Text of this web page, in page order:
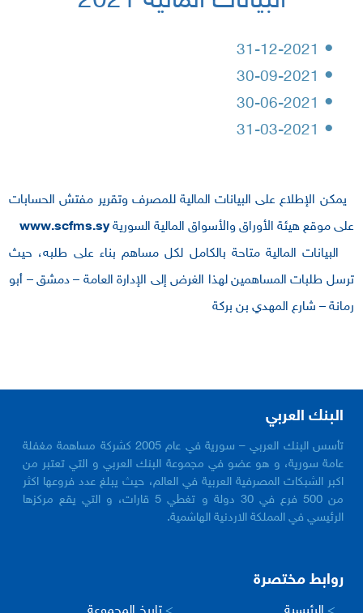
•
31-12-2021
•
30-09-2021
•
30-06-2021
•
31-03-2021
يمكن الإطلاع على البيانات المالية للمصرف وتقرير مفتش الحسابات
على موقع هيئة الأوراق والأسواق المالية السوريةwww.scfms.sy
البيانات المالية متاحة بالكامل لكل مساهم بناء على طلبه، حيث
ترسل طلبات المساهمين لهذا الغرض إلى الإدارة العامة – دمشق – أبو
رمانة – شارع المهدي بن بركة
البنك العربي
تأسس البنك العربي – سورية في عام 2005 كشركة مساهمة مغفلة
عامة سورية، و هو عضو في مجموعة البنك العربي و التي تعتبر من
اكبر الشبكات المصرفية العربية في العالم، حيث يبلغ عدد فروعها اكثر
من 500 فرع في 30 دولة و تغطي 5 قارات، و التي يقع مركزها
الرئيسي في المملكة الاردنية الهاشمية.
روابط مختصرة